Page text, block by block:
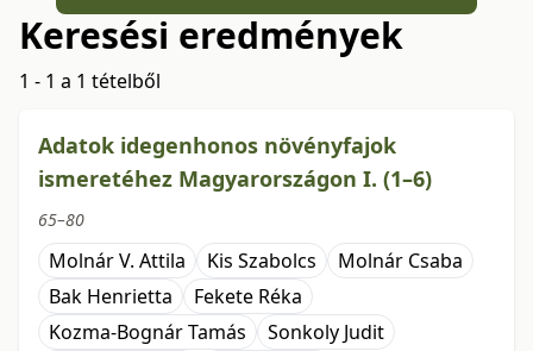
Keresési eredmények
1 - 1 a 1 tételből
Adatok idegenhonos növényfajok
ismeretéhez Magyarországon I. (1–6)
65–80
Molnár V. Attila Kis Szabolcs
Molnár Csaba
Bak Henrietta
Fekete Réka
Kozma-Bognár Tamás
Sonkoly Judit